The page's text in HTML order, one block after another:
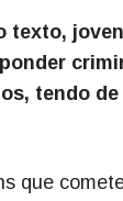
texto,
tendo
que